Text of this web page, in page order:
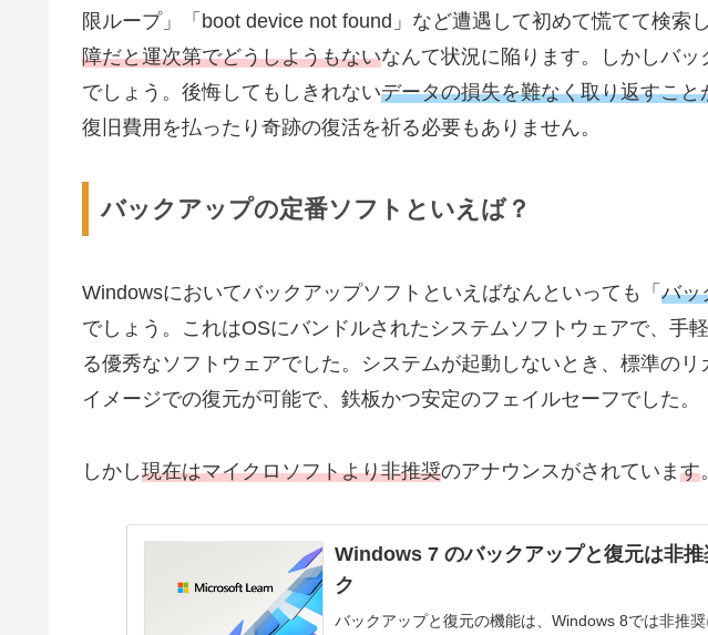
限ループ」「boot device not found」など遭遇して初めて慌てて検索
障だと運次第でどうしようもないなんて状況に陥ります。しかしバ
でしょう。後悔してもしきれないデータの損失を難なく取り返すこと
復旧費用を払ったり奇跡の復活を祈る必要もありません。
バックアップの定番ソフトといえば？
Windowsにおいてバックアップソフトといえばなんといっても「 バッ
でしょう。これはOSにバンドルされたシステムソフトウェアで、手
る優秀なソフトウェアでした。システムが起動しないとき、標準のリ
イメージでの復元が可能で、鉄板かつ安定のフェイルセーフでした。
しかし現在はマイクロソフトより非推奨のアナウンスがされていま す。
Windows 7 のバックアップと復元は非
ク
バックアップと復元の機能は、Windows 8では非推